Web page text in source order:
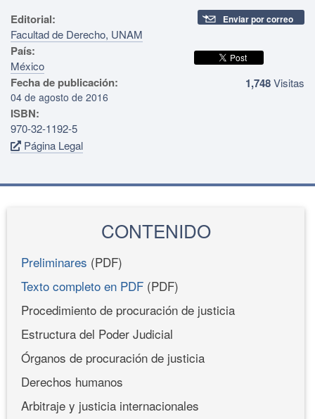
Editorial:
Facultad de Derecho, UNAM
País:
México
Fecha de publicación:
04 de agosto de 2016
ISBN:
970-32-1192-5
Página Legal
Enviar por correo
1,748Visitas
CONTENIDO
Preliminares (PDF)
Texto completo en PDF (PDF)
Procedimiento de procuración de justicia
Estructura del Poder Judicial
Órganos de procuración de justicia
Derechos humanos
Arbitraje y justicia internacionales